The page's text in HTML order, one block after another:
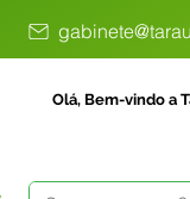
Olá, Bem-vindo a